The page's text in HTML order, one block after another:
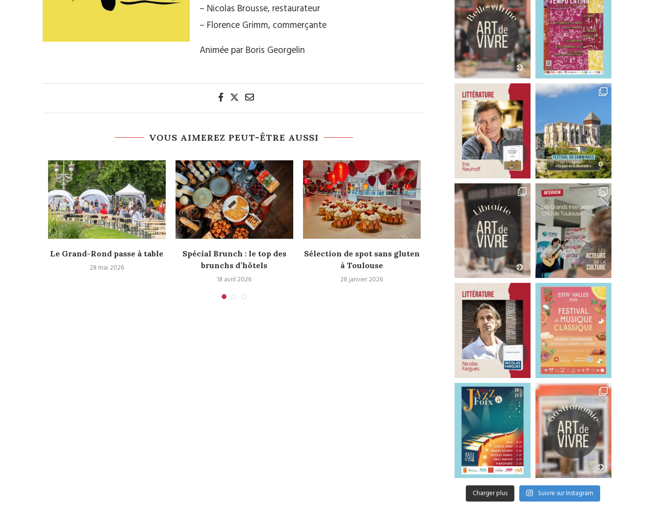
– Nicolas Brousse, restaurateur
– Florence Grimm, commerçante
Animée par Boris Georgelin
VOUS AIMEREZ PEUT-ÊTRE AUSSI
Le Grand-Rond passe à table
28 mai 2026
Spécial Brunch : le top des
brunchs d’hôtels
18 avril 2026
Sélection de spot sans gluten
à Toulouse
28 janvier 2026
Pérégrinations d’une
étudiante allemande (11) :
Café Roux
17 juillet 2025
La guinguette flottante
Canotiers remet le
2 juin 2025
Charger plus Suivre sur Instagram